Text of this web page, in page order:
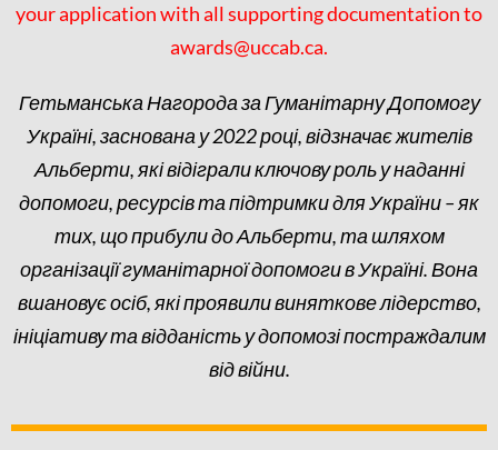
your application with all supporting documentation to
awards@uccab.ca.
Гетьманська Нагорода за Гуманітарну Допомогу
Україні, заснована у 2022 році, відзначає жителів
Альберти, які відіграли ключову роль у наданні
допомоги, ресурсів та підтримки для України – як
тих, що прибули до Альберти, та шляхом
організації гуманітарної допомоги в Україні. Вона
вшановує осіб, які проявили виняткове лідерство,
ініціативу та відданість у допомозі постраждалим
від війни.